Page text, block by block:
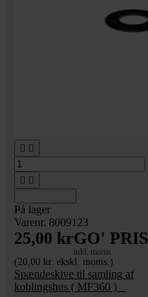
 
 
På lager
Varenr. 8009123
25,00 krGO' PRIS
inkl. moms
(20,00 kr. ekskl. moms.)
Spændeskive til samling af
koblingshus ( MF360 ) _